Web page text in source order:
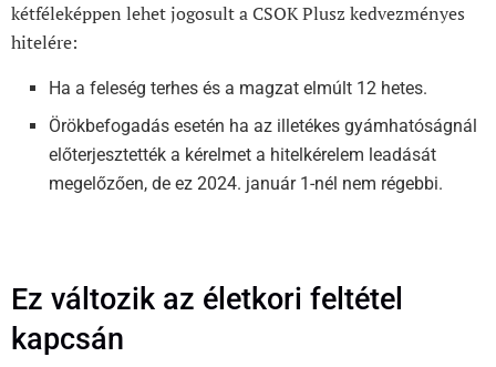
kétféleképpen lehet jogosult a CSOK Plusz kedvezményes
hitelére:
Ha a feleség terhes és a magzat elmúlt 12 hetes.
Örökbefogadás esetén ha az illetékes gyámhatóságnál
előterjesztették a kérelmet a hitelkérelem leadását
megelőzően, de ez 2024. január 1-nél nem régebbi.
Ez változik az életkori feltétel
kapcsán